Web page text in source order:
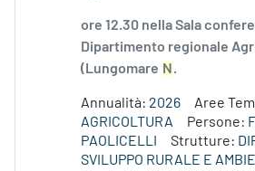
ore 12.30 nella Sala
Dipartimento regionale
(Lungomare N .
Annualità: 2026
Aree
AGRICOLTURA
Persone:
PAOLICELLI
Strutture:
SVILUPPO RURALE E